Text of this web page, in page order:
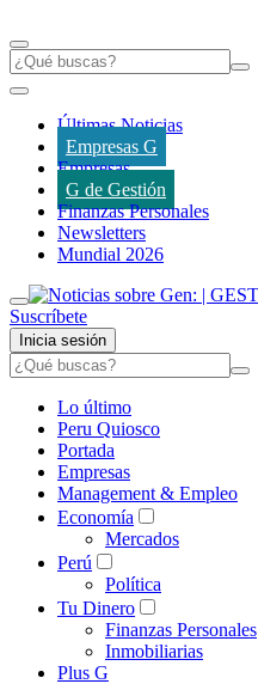
Últimas Noticias
Empresas G
Empresas
G de Gestión
Finanzas Personales
Newsletters
Mundial 2026
Suscríbete
Inicia sesión
Lo último
Peru Quiosco
Portada
Empresas
Management & Empleo
Economía
Mercados
Perú
Política
Tu Dinero
Finanzas Personales
Inmobiliarias
Plus G